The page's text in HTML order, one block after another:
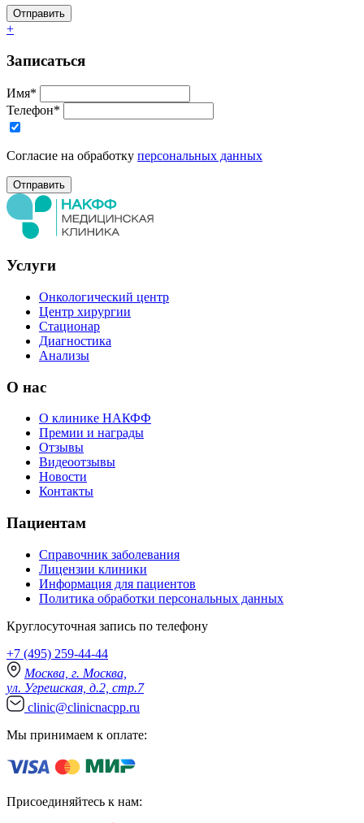
+
Записаться
Имя*
Телефон*
Согласие на обработку персональных данных
Услуги
Онкологический центр
Центр хирургии
Стационар
Диагностика
Анализы
О нас
О клинике НАКФФ
Премии и награды
Отзывы
Видеоотзывы
Новости
Контакты
Пациентам
Справочник заболевания
Лицензии клиники
Информация для пациентов
Политика обработки персональных данных
Круглосуточная запись по телефону
+7 (495) 259-44-44
Москва, г. Москва,
ул. Угрешская, д.2, стр.7
clinic@clinicnacpp.ru
Мы принимаем к оплате:
Присоединяйтесь к нам: